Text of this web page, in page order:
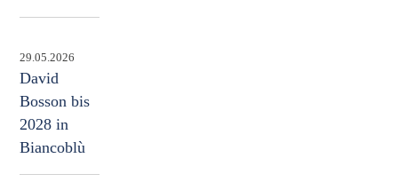
29.05.2026
David
Bosson bis
2028 in
Biancoblù